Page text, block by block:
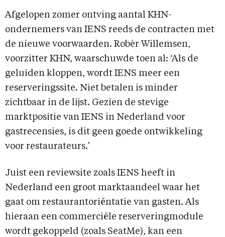
Afgelopen zomer ontving aantal KHN-
ondernemers van IENS reeds de contracten met
de nieuwe voorwaarden. Robèr Willemsen,
voorzitter KHN, waarschuwde toen al: ‘Als de
geluiden kloppen, wordt IENS meer een
reserveringssite. Niet betalen is minder
zichtbaar in de lijst. Gezien de stevige
marktpositie van IENS in Nederland voor
gastrecensies, is dit geen goede ontwikkeling
voor restaurateurs.’
Juist een reviewsite zoals IENS heeft in
Nederland een groot marktaandeel waar het
gaat om restaurantoriëntatie van gasten. Als
hieraan een commerciële reserveringmodule
wordt gekoppeld (zoals SeatMe), kan een